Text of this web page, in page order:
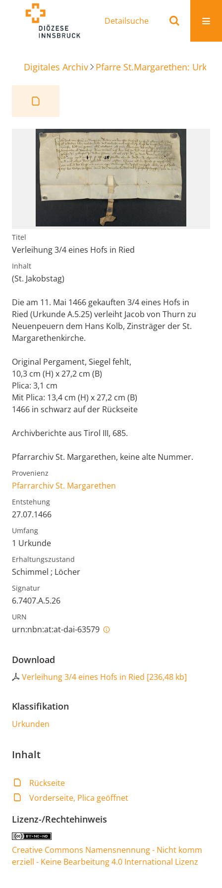
Detailsuche
Digitales Archiv Pfarre St.Margarethen:
Titel
Verleihung 3/4 eines Hofs in Ried
Inhalt
(St. Jakobstag)
Die am 11. Mai 1466 gekauften 3/4 eines Hofs in
Ried (Urkunde A.5.25) verleiht Jacob von Thurn zu
Neuenpeuern dem Hans Kolb, Zinsträger der St.
Margarethenkirche.
Original Pergament, Siegel fehlt,
10,3 cm (H) x 27,2 cm (B)
Plica: 3,1 cm
Mit Plica: 13,4 cm (H) x 27,2 cm (B)
1466 in schwarz auf der Rückseite
Archivberichte aus Tirol III, 685.
Pfarrarchiv St. Margarethen, keine alte Nummer.
Provenienz
Pfarrarchiv St. Margarethen
Entstehung
27.07.1466
Umfang
1 Urkunde
Erhaltungszustand
Schimmel ; Löcher
Signatur
6.7407.A.5.26
URN
urn:nbn:at:at-dai-63579
Download
Verleihung 3/4 eines Hofs in Ried [236,48 kb]
Klassifikation
Urkunden
Inhalt
Rückseite
Vorderseite, Plica geöffnet
Lizenz-/Rechtehinweis
Creative Commons Namensnennung - Nicht komm
erziell - Keine Bearbeitung 4.0 International Lizenz